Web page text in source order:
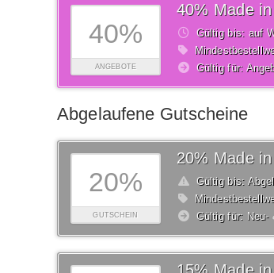
40%
ANGEBOTE
40% Made
Gültig bis: auf
Gültig für:
Abgelaufene Gutscheine
20%
GUTSCHEIN
20% Made
Gültig bis:
Gültig für: Neu-